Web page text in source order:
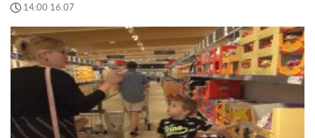
14:00 16.07